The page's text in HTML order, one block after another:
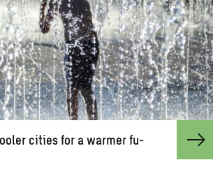
cities for a warmer fu­